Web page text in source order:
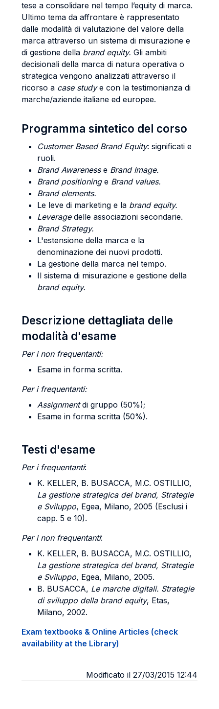
tese a consolidare nel tempo l’equity di marca.
Ultimo tema da affrontare è rappresentato
dalle modalità di valutazione del valore della
marca attraverso un sistema di misurazione e
di gestione della brand equity. Gli ambiti
decisionali della marca di natura operativa o
strategica vengono analizzati attraverso il
ricorso a case studye con la testimonianza di
marche/aziende italiane ed europee.
Programma sintetico del corso
Customer Based Brand Equity: significati e
ruoli.
Brand Awarenesse Brand Image.
Brand positioninge Brand values.
Brand elements.
Le leve di marketing e la brand equity.
Leveragedelle associazioni secondarie.
Brand Strategy.
L'estensione della marca e la
denominazione dei nuovi prodotti.
La gestione della marca nel tempo.
Il sistema di misurazione e gestione della
brand equity.
Descrizione dettagliata delle
modalità d'esame
Per i non frequentanti:
Esame in forma scritta.
Per i frequentanti:
Assignmentdi gruppo (50%);
Esame in forma scritta (50%).
Testi d'esame
Per i frequentanti:
K. KELLER, B. BUSACCA, M.C. OSTILLIO,
La gestione strategica del brand, Strategie
e Sviluppo, Egea, Milano, 2005 (Esclusi i
capp. 5 e 10).
Per i non frequentanti:
K. KELLER, B. BUSACCA, M.C. OSTILLIO,
La gestione strategica del brand, Strategie
e Sviluppo, Egea, Milano, 2005.
B. BUSACCA, Le marche digitali. Strategie
di sviluppo della brand equity, Etas,
Milano, 2002.
Exam textbooks & Online Articles (check
availability at the Library)
Modificato il 27/03/2015 12:44